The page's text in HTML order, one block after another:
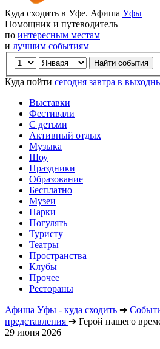
Куда сходить в Уфе. Афиша Уфы
Помощник и путеводитель
по интересным местам
и лучшим событиям
Куда пойти сегодня завтра в
Выставки
Фестивали
С детьми
Активный отдых
Музыка
Шоу
Праздники
Образование
Бесплатно
Музеи
Парки
Погулять
Туристу
Театры
Пространства
Клубы
Прочее
Рестораны
Афиша Уфы - куда сходить ➔
представления ➔ Герой нашего
29 июня 2026